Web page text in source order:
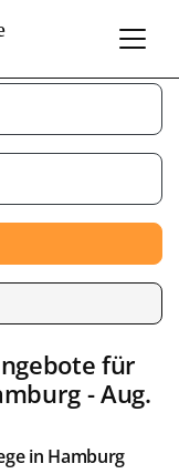
für
- Aug.
in Hamburg